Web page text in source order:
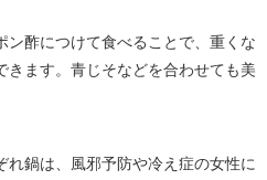
ン酢につけて食べることで、重くな
きます。青じそなどを合わせても美
鍋は、風邪予防や冷え症の女性に